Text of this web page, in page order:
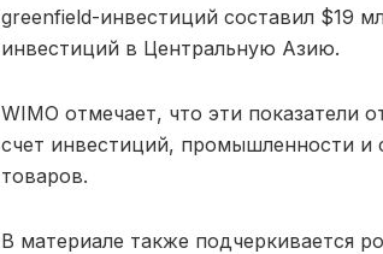
greenfield-инвестиций составил $19
инвестиций в Центральную Азию.
WIMO отмечает, что эти показатели
счет инвестиций, промышленности и
товаров.
В материале также подчеркивается